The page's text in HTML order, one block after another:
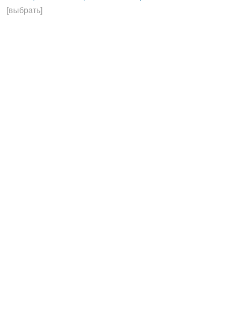
[выбрать]